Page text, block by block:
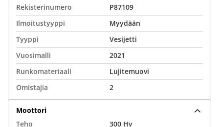
Rekisterinumero
P87109
Ilmoitustyyppi
Myydään
Tyyppi
Vesijetti
Vuosimalli
2021
Runkomateriaali
Lujitemuovi
Omistajia
2
Moottori
Teho
300 Hv